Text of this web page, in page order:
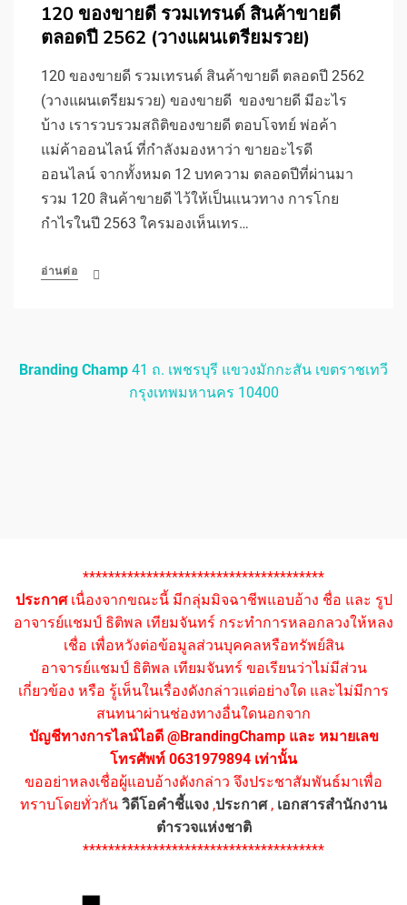
120 ของขายดี รวมเทรนด์ สินค้าขายดี
ตลอดปี 2562 (วางแผนเตรียมรวย)
120 ของขายดี รวมเทรนด์ สินค้าขายดี ตลอดปี 2562
(วางแผนเตรียมรวย) ของขายดี ของขายดี มีอะไร
บ้าง เรารวบรวมสถิติของขายดี ตอบโจทย์ พ่อค้า
แม่ค้าออนไลน์ ที่กำลังมองหาว่า ขายอะไรดี
ออนไลน์ จากทั้งหมด 12 บทความ ตลอดปีที่ผ่านมา
รวม 120 สินค้าขายดี ไว้ให้เป็นแนวทาง การโกย
กำไรในปี 2563 ใครมองเห็นเทร…
อ่านต่อ
Branding Champ 41 ถ. เพชรบุรี แขวงมักกะสัน เขตราชเทวี
กรุงเทพมหานคร 10400
**************************************
ประกาศเนื่องจากขณะนี้ มีกลุ่มมิจฉาชีพแอบอ้าง ชื่อ และ รูป
อาจารย์แชมป์ ธิติพล เทียมจันทร์ กระทำการหลอกลวงให้หลง
เชื่อ เพื่อหวังต่อข้อมูลส่วนบุคคลหรือทรัพย์สิน
อาจารย์แชมป์ ธิติพล เทียมจันทร์ ขอเรียนว่าไม่มีส่วน
เกี่ยวข้อง หรือ รู้เห็นในเรื่องดังกล่าวแต่อย่างใด และไม่มีการ
สนทนาผ่านช่องทางอื่นใดนอกจาก
บัญชีทางการไลน์ไอดี @BrandingChamp และ หมายเลข
โทรศัพท์ 0631979894 เท่านั้น
ขออย่าหลงเชื่อผู้แอบอ้างดังกล่าว จึงประชาสัมพันธ์มาเพื่อ
ทราบโดยทั่วกัน วิดีโอคำชี้แจง ,ประกาศ, เอกสารสำนักงาน
ตำรวจแห่งชาติ
**************************************